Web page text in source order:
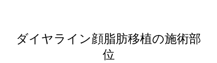
フレッシュホンドクター
ダイヤライン顔脂肪移植の施術部
位